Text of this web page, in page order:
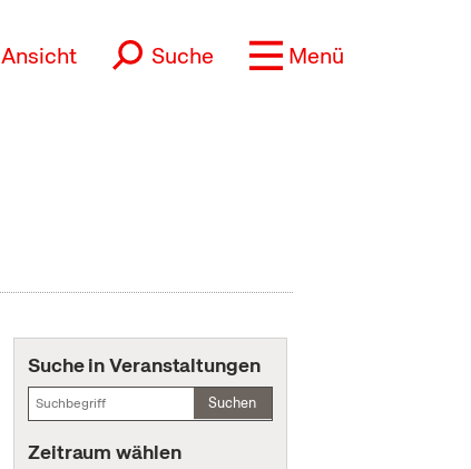
Ansicht Suche Menü
Suche in Veranstaltungen
Suchen
Zeitraum wählen